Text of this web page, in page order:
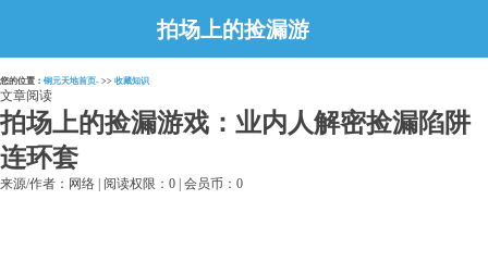
拍场上的捡漏游
戏：业内人解密捡
您的位置： 铜元天地首页- >> 收藏知识
文章阅读
拍场上的捡漏游戏：业内人解密捡漏陷阱
连环套
来源/作者：网络 | 阅读权限：0 | 会员币：0